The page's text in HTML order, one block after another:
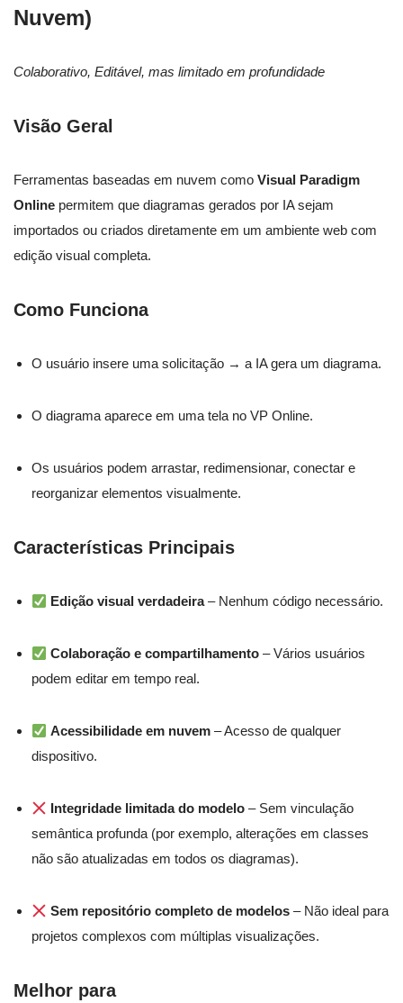
Nuvem)
Colaborativo, Editável, mas limitado em profundidade
Visão Geral
Ferramentas baseadas em nuvem como Visual Paradigm
Online permitem que diagramas gerados por IA sejam
importados ou criados diretamente em um ambiente web com
edição visual completa.
Como Funciona
O usuário insere uma solicitação → a IA gera um diagrama.
O diagrama aparece em uma tela no VP Online.
Os usuários podem arrastar, redimensionar, conectar e
reorganizar elementos visualmente.
Características Principais
Edição visual verdadeira– Nenhum código necessário.
Colaboração e compartilhamento – Vários usuários
podem editar em tempo real.
Acessibilidade em nuvem – Acesso de qualquer
dispositivo.
Integridade limitada do modelo – Sem vinculação
semântica profunda (por exemplo, alterações em classes
não são atualizadas em todos os diagramas).
Sem repositório completo de modelos – Não ideal para
projetos complexos com múltiplas visualizações.
Melhor para